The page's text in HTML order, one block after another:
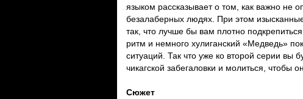
языком рассказывает о том, как важно не
безалаберных людях. При этом
так, что лучше бы вам плотно
ритм и немного хулиганский «Медведь»
ситуаций. Так что уже ко второй серии вы
чикагской забегаловки и молиться, чтобы
Сюжет